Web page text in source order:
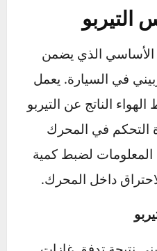
الذي يضمن
في السيارة. يعمل
الناتج عن التيربو
في المحرك